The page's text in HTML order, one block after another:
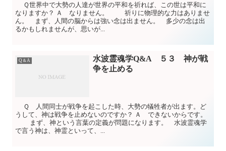
Ｑ世界中で大勢の人達が世界の平和を祈れば、この世は平和に
なりますか？ Ａ なりません。 祈りに物理的な力はありませ
ん。 まず、人間の脳からは強い念は出ません。 多少の念は出
るかもしれませんが、思いが...
Q＆A
水波霊魂学Q&A ５３ 神が戦
争を止める
Ｑ 人間同士が戦争を起こした時、大勢の犠牲者が出ます。ど
うして、神は戦争を止めないのですか？ Ａ できないからです。
まず、神という言葉の定義が問題になります。 水波霊魂学
で言う神は、神霊といって、...